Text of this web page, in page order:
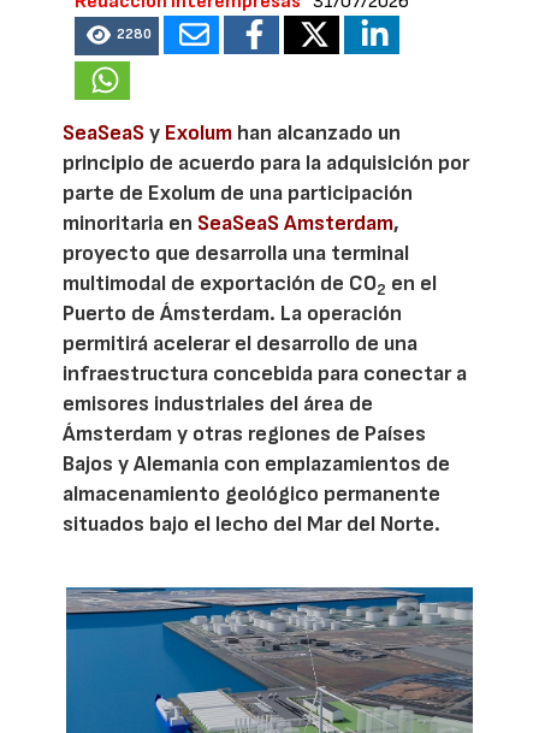
2280
SeaSeaSy Exolum han alcanzado un
principio de acuerdo para la adquisición por
parte de Exolum de una participación
minoritaria en SeaSeaS Amsterdam,
proyecto que desarrolla una terminal
multimodal de exportación de CO2 en el
Puerto de Ámsterdam. La operación
permitirá acelerar el desarrollo de una
infraestructura concebida para conectar a
emisores industriales del área de
Ámsterdam y otras regiones de Países
Bajos y Alemania con emplazamientos de
almacenamiento geológico permanente
situados bajo el lecho del Mar del Norte.